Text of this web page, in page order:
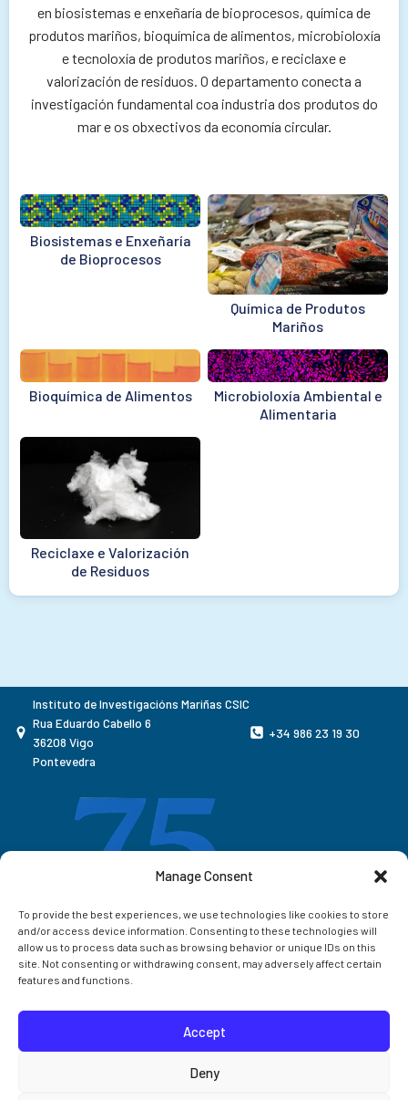
Manage Consent
To provide the best experiences, we use technologies like cookies to store
and/or access device information. Consenting to these technologies will
allow us to process data such as browsing behavior or unique IDs on this
site. Not consenting or withdrawing consent, may adversely affect certain
features and functions.
Accept
Deny
en biosistemas e enxeñaría de bioprocesos, química de
produtos mariños, bioquímica de alimentos, microbioloxía
e tecnoloxía de produtos mariños, e reciclaxe e
valorización de residuos. O departamento conecta a
investigación fundamental coa industria dos produtos do
mar e os obxectivos da economía circular.
Biosistemas e Enxeñaría
de Bioprocesos
Química de Produtos
Mariños
Bioquímica de Alimentos
Microbioloxía Ambiental e
Alimentaria
Reciclaxe e Valorización
de Residuos
Instituto de Investigacións Mariñas CSIC
Rua Eduardo Cabello 6
36208 Vigo
Pontevedra
+34 986 23 19 30
Correo IIM